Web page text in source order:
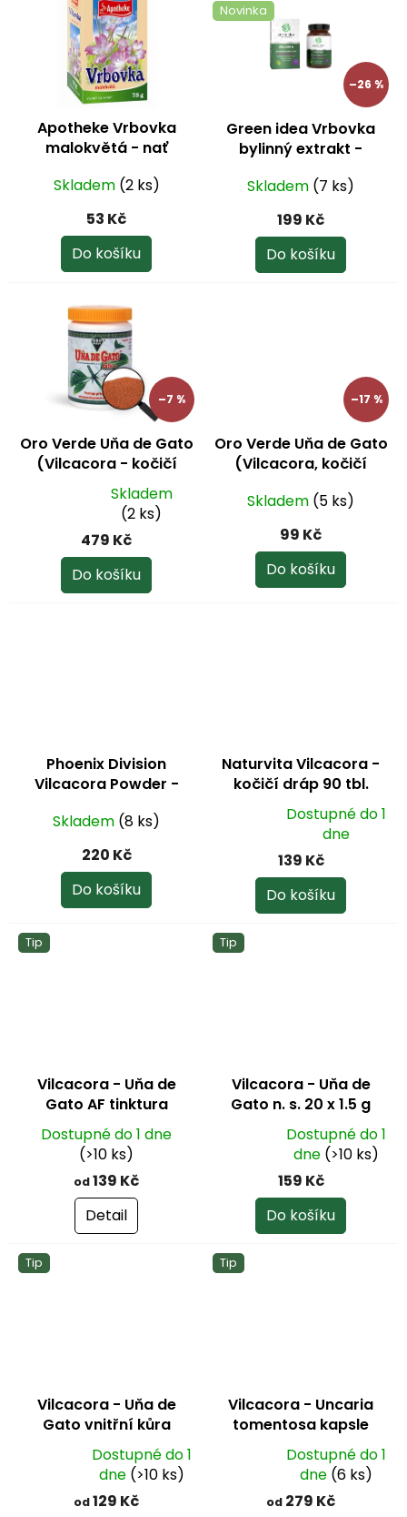
Apotheke Vrbovka
malokvětá - nať
Skladem (2 ks)
53 Kč
Do košíku
Novinka
–26 %
Green idea Vrbovka
bylinný extrakt -
Skladem (7 ks)
199 Kč
Do košíku
–7 %
Oro Verde Uňa de Gato
(Vilcacora - kočičí
dráp) 600 mg 100 tbl.
produktu
Skladem
(2 ks)
479 Kč
Do košíku
–17 %
Oro Verde Uňa de Gato
(Vilcacora, kočičí
Skladem (5 ks)
99 Kč
Do košíku
Phoenix Division
Vilcacora Powder -
tomentosa 50 g
Skladem (8 ks)
220 Kč
Do košíku
Naturvita Vilcacora -
kočičí dráp 90 tbl.
z
5
Dostupné do 1
dne
139 Kč
Do košíku
Tip
Vilcacora - Uňa de
Gato AF tinktura
Dostupné do 1 dne
(>10 ks)
od139 Kč
Detail
Tip
Vilcacora - Uňa de
Gato n. s. 20 x 1.5 g
z
5
Dostupné do 1
dne (>10 ks)
159 Kč
Do košíku
Tip
Vilcacora - Uňa de
Gato vnitřní kůra
produktu
Dostupné do 1
dne (>10 ks)
od129 Kč
Tip
Vilcacora - Uncaria
tomentosa kapsle
produktu
Dostupné do 1
dne (6 ks)
od 279 Kč